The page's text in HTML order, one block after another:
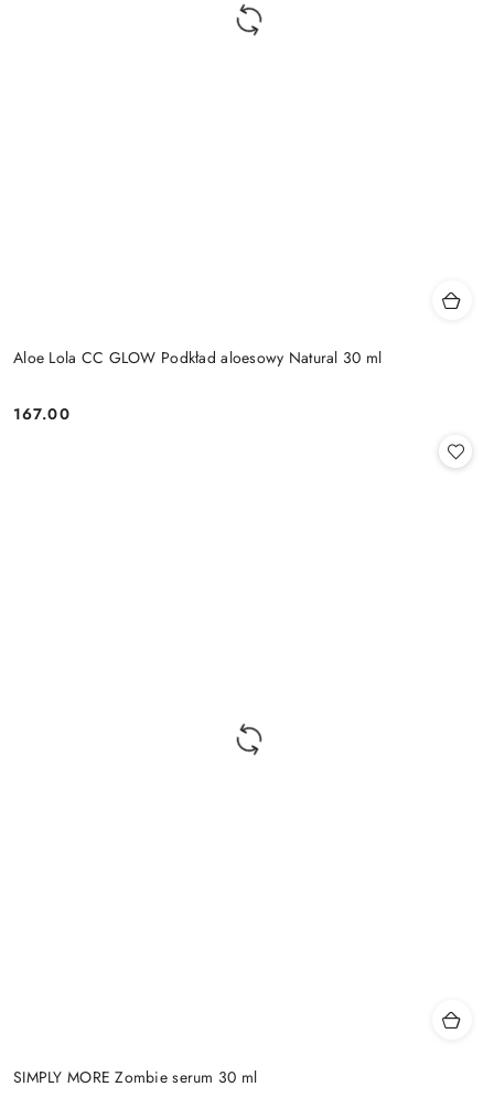
Aloe Lola CC GLOW Podkład aloesowy Natural 30 ml
Cena:
167.00
SIMPLY MORE Zombie serum 30 ml